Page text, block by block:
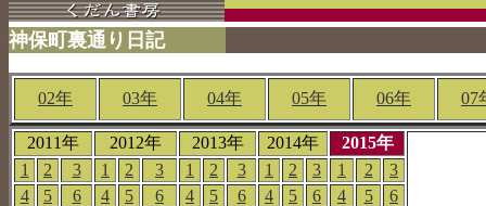
神保町裏通り日記
02年 03年 04年 05年 06年 07
2011年 2012年 2013年 2014年
2015年
1
2 3 1 2 3 1 2 3 1 2 3 1 2
3
4
5 6 4 5 6 4 5 6 4 5 6 4 5
6